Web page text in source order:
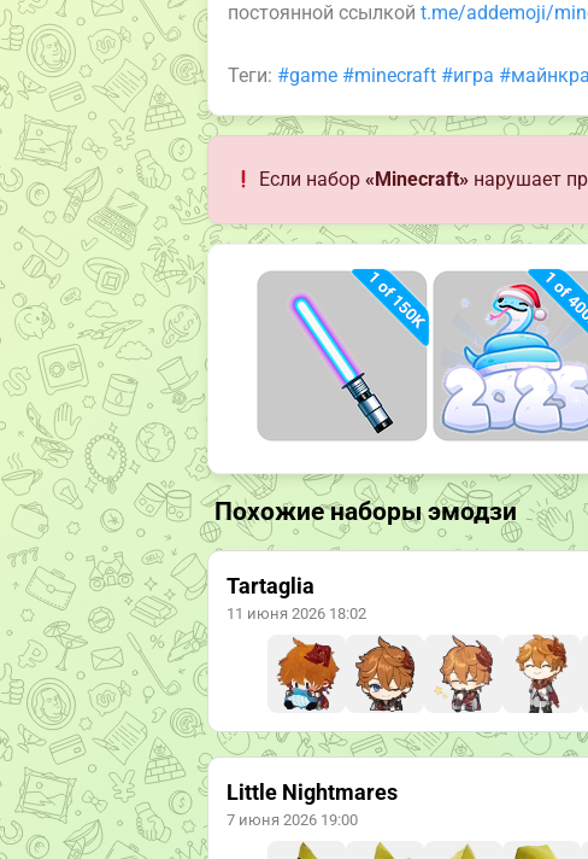
постоянной ссылкой t.me/addemoji/
Теги: #game #minecraft #игра
Если набор«Minecraft» нарушает
Похожие наборы эмодзи
Tartaglia
11 июня 2026 18:02
Little Nightmares
7 июня 2026 19:00